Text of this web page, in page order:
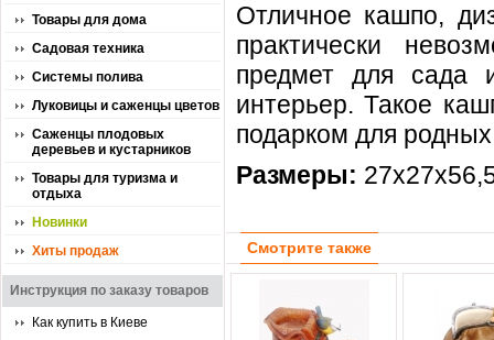
Товары для дома
Садовая техника
Системы полива
Луковицы и саженцы цветов
Саженцы плодовых
деревьев и кустарников
Товары для туризма и
отдыха
Новинки
Хиты продаж
Инструкция по заказу товаров
Как купить в Киеве
Отличное кашпо,
практически
предмет для сада
интерьер. Такое
подарком для
Размеры:
Смотрите также